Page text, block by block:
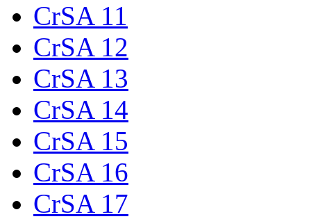
CrSA 11
CrSA 12
CrSA 13
CrSA 14
CrSA 15
CrSA 16
CrSA 17